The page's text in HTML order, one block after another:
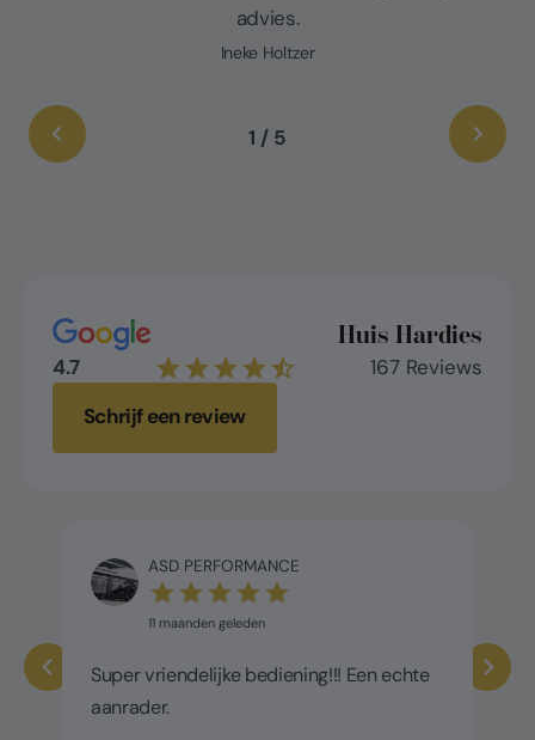
advies.
Ineke Holtzer
1 / 5
Huis Hardies
4.7
167 Reviews
Schrijf een review
ASD PERFORMANCE
11 maanden geleden
Super vriendelijke bediening!!! Een echte
aanrader.